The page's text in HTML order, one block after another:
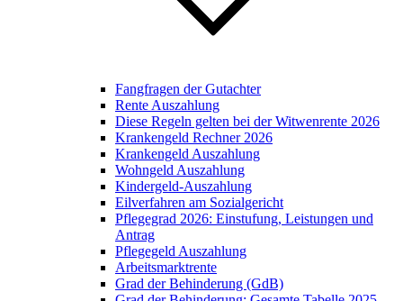
Fangfragen der Gutachter
Rente Auszahlung
Diese Regeln gelten bei der Witwenrente 2026
Krankengeld Rechner 2026
Krankengeld Auszahlung
Wohngeld Auszahlung
Kindergeld-Auszahlung
Eilverfahren am Sozialgericht
Pflegegrad 2026: Einstufung, Leistungen und
Antrag
Pflegegeld Auszahlung
Arbeitsmarktrente
Grad der Behinderung (GdB)